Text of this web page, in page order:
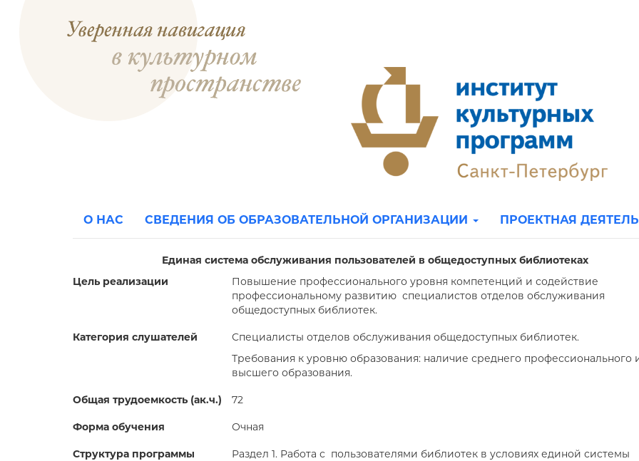
О НАС СВЕДЕНИЯ ОБ ОБРАЗОВАТЕЛЬНОЙ ОРГАНИЗАЦИИ ПРОЕКТНАЯ
Единая система обслуживания пользователей в общедоступных библиотеках
Цель реализации
Повышение профессионального уровня компетенций и содействие
профессиональному развитию специалистов отделов обслуживания
общедоступных библиотек.
Категория слушателей
Специалисты отделов обслуживания общедоступных библиотек.
Требования к уровню образования: наличие среднего профессионального
высшего образования.
Общая трудоемкость (ак.ч.) 72
Форма обучения Очная
Структура программы
Раздел 1. Работа с пользователями библиотек в условиях единой системы